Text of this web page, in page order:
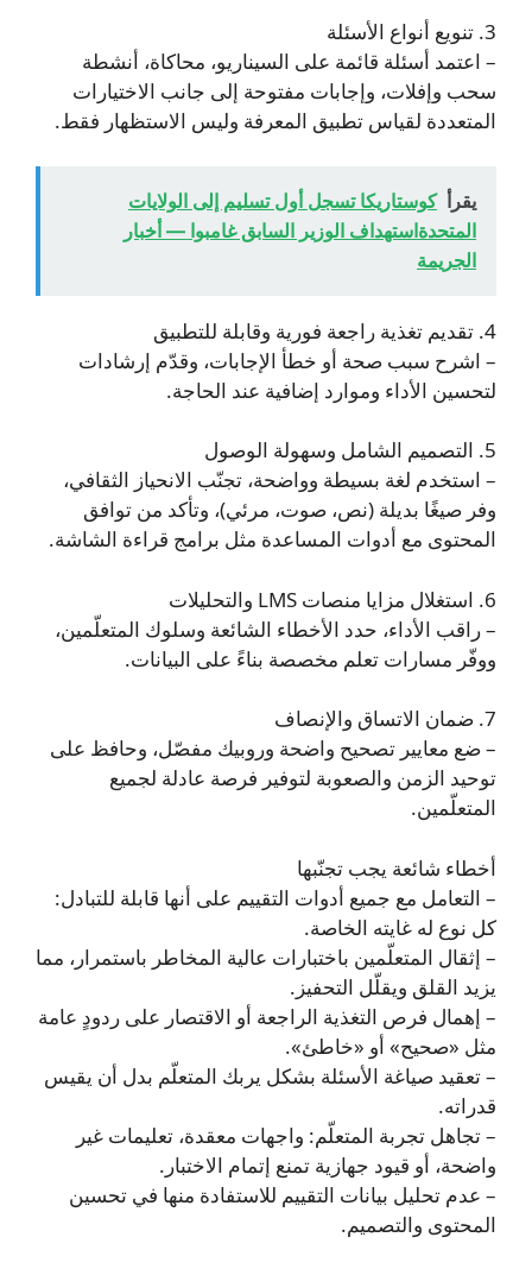
3. تنويع أنواع الأسئلة
– اعتمد أسئلة قائمة على السيناريو، محاكاة، أنشطة
سحب وإفلات، وإجابات مفتوحة إلى جانب الاختيارات
المتعددة لقياس تطبيق المعرفة وليس الاستظهار فقط.
يقرأ كوستاريكا تسجل أول تسليم إلى الولايات
المتحدةاستهداف الوزير السابق غامبوا — أخبار
الجريمة
4. تقديم تغذية راجعة فورية وقابلة للتطبيق
– اشرح سبب صحة أو خطأ الإجابات، وقدّم إرشادات
لتحسين الأداء وموارد إضافية عند الحاجة.
5. التصميم الشامل وسهولة الوصول
– استخدم لغة بسيطة وواضحة، تجنّب الانحياز الثقافي،
وفر صيغًا بديلة (نص، صوت، مرئي)، وتأكد من توافق
المحتوى مع أدوات المساعدة مثل برامج قراءة الشاشة.
6. استغلال مزايا منصات LMS والتحليلات
– راقب الأداء، حدد الأخطاء الشائعة وسلوك المتعلّمين،
ووفّر مسارات تعلم مخصصة بناءً على البيانات.
7. ضمان الاتساق والإنصاف
– ضع معايير تصحيح واضحة وروبيك مفصّل، وحافظ على
توحيد الزمن والصعوبة لتوفير فرصة عادلة لجميع
المتعلّمين.
أخطاء شائعة يجب تجنّبها
– التعامل مع جميع أدوات التقييم على أنها قابلة للتبادل:
كل نوع له غايته الخاصة.
– إثقال المتعلّمين باختبارات عالية المخاطر باستمرار، مما
يزيد القلق ويقلّل التحفيز.
– إهمال فرص التغذية الراجعة أو الاقتصار على ردودٍ عامة
مثل «صحيح» أو «خاطئ».
– تعقيد صياغة الأسئلة بشكل يربك المتعلّم بدل أن يقيس
قدراته.
– تجاهل تجربة المتعلّم: واجهات معقدة، تعليمات غير
واضحة، أو قيود جهازية تمنع إتمام الاختبار.
– عدم تحليل بيانات التقييم للاستفادة منها في تحسين
المحتوى والتصميم.